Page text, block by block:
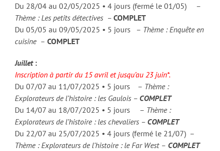
Du 28/04 au 02/05/2025 • 4 jours (fermé le 01/05) –
Thème : Les petits détectives – COMPLET
Du 05/05 au 09/05/2025 • 5 jours – Thème : Enquête en
cuisine – COMPLET
Juillet:
Inscription à partir du 15 avril et jusqu’au 23 juin*.
Du 07/07 au 11/07/2025 • 5 jours – Thème :
Explorateurs de l’histoire : les Gaulois – COMPLET
Du 14/07 au 18/07/2025 • 5 jours – Thème :
Explorateurs de l’histoire : les chevaliers – COMPLET
Du 22/07 au 25/07/2025 • 4 jours (fermé le 21/07) –
Thème : Explorateurs de l’histoire : le Far West – COMPLET